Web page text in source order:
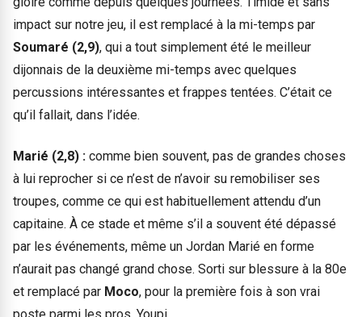
impact sur notre jeu, il est remplacé à la mi-temps par
Soumaré (2,9), qui a tout simplement été le meilleur
dijonnais de la deuxième mi-temps avec quelques
percussions intéressantes et frappes tentées. C’était ce
qu’il fallait, dans l’idée.
Marié (2,8) : comme bien souvent, pas de grandes choses
à lui reprocher si ce n’est de n’avoir su remobiliser ses
troupes, comme ce qui est habituellement attendu d’un
capitaine. À ce stade et même s’il a souvent été dépassé
par les événements, même un Jordan Marié en forme
n’aurait pas changé grand chose. Sorti sur blessure à la 80e
et remplacé par Moco, pour la première fois à son vrai